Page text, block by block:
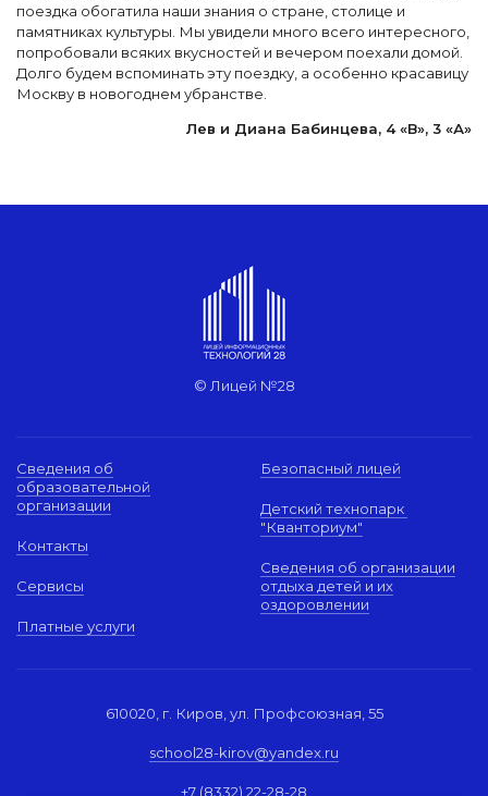
поездка обогатила наши знания о стране, столице и
памятниках культуры. Мы увидели много всего интересного,
попробовали всяких вкусностей и вечером поехали домой.
Долго будем вспоминать эту поездку, а особенно красавицу
Москву в новогоднем убранстве.
Лев и Диана Бабинцева, 4 «В», 3 «А»
© Лицей №28
Сведения об
образовательной
организации
Контакты
Сервисы
Платные услуги
Безопасный лицей
Детский технопарк
"Кванториум"
Сведения об организации
отдыха детей и их
оздоровлении
610020, г. Киров, ул. Профсоюзная, 55
school28-kirov@yandex.ru
+7 (8332) 22-28-28